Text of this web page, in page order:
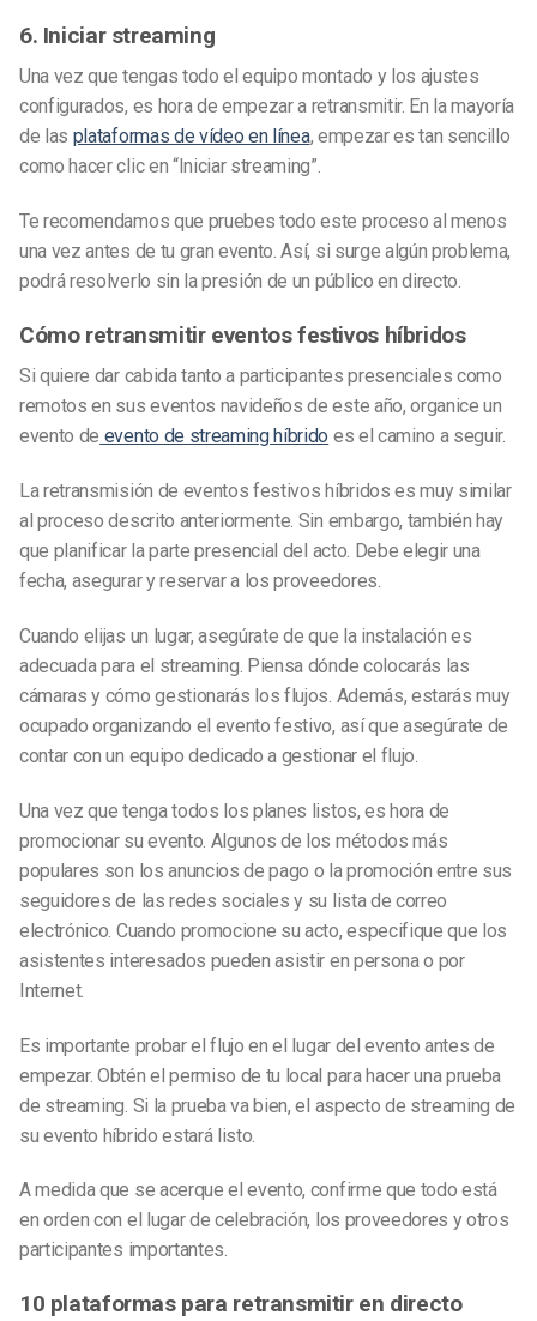
6. Iniciar streaming
Una vez que tengas todo el equipo montado y los ajustes
configurados, es hora de empezar a retransmitir. En la mayoría
de las plataformas de vídeo en línea, empezar es tan sencillo
como hacer clic en “Iniciar streaming”.
Te recomendamos que pruebes todo este proceso al menos
una vez antes de tu gran evento. Así, si surge algún problema,
podrá resolverlo sin la presión de un público en directo.
Cómo retransmitir eventos festivos híbridos
Si quiere dar cabida tanto a participantes presenciales como
remotos en sus eventos navideños de este año, organice un
evento de evento de streaming híbrido es el camino a seguir.
La retransmisión de eventos festivos híbridos es muy similar
al proceso descrito anteriormente. Sin embargo, también hay
que planificar la parte presencial del acto. Debe elegir una
fecha, asegurar y reservar a los proveedores.
Cuando elijas un lugar, asegúrate de que la instalación es
adecuada para el streaming. Piensa dónde colocarás las
cámaras y cómo gestionarás los flujos. Además, estarás muy
ocupado organizando el evento festivo, así que asegúrate de
contar con un equipo dedicado a gestionar el flujo.
Una vez que tenga todos los planes listos, es hora de
promocionar su evento. Algunos de los métodos más
populares son los anuncios de pago o la promoción entre sus
seguidores de las redes sociales y su lista de correo
electrónico. Cuando promocione su acto, especifique que los
asistentes interesados pueden asistir en persona o por
Internet.
Es importante probar el flujo en el lugar del evento antes de
empezar. Obtén el permiso de tu local para hacer una prueba
de streaming. Si la prueba va bien, el aspecto de streaming de
su evento híbrido estará listo.
A medida que se acerque el evento, confirme que todo está
en orden con el lugar de celebración, los proveedores y otros
participantes importantes.
10 plataformas para retransmitir en directo